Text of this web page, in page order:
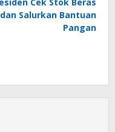
dan Salurkan Bantuan
Pangan